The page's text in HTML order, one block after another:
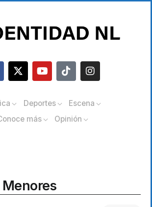
Deportes
Escena
más
Opinión